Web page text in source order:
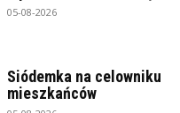
05-08-2026
Siódemka na celowniku
mieszkańców